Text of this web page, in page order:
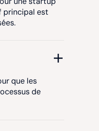
principal est
que les
de